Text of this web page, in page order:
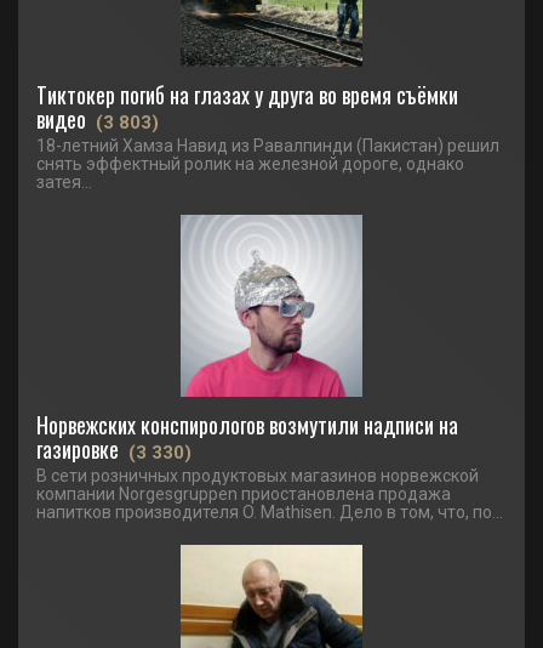
Тиктокер погиб на глазах у друга во время съёмки
видео (3 803)
18-летний Хамза Навид из Равалпинди (Пакистан) решил
снять эффектный ролик на железной дороге, однако
затея...
Норвежских конспирологов возмутили надписи на
газировке (3 330)
В сети розничных продуктовых магазинов норвежской
компании Norgesgruppen приостановлена продажа
напитков производителя O. Mathisen. Дело в том, что, по...